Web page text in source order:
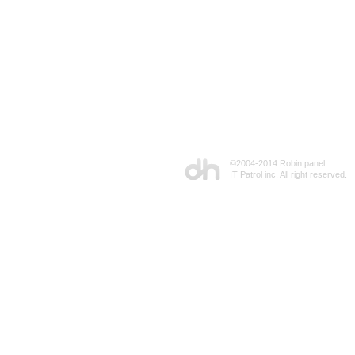
©2004-2014 Robin panel
IT Patrol inc. All right reserved.